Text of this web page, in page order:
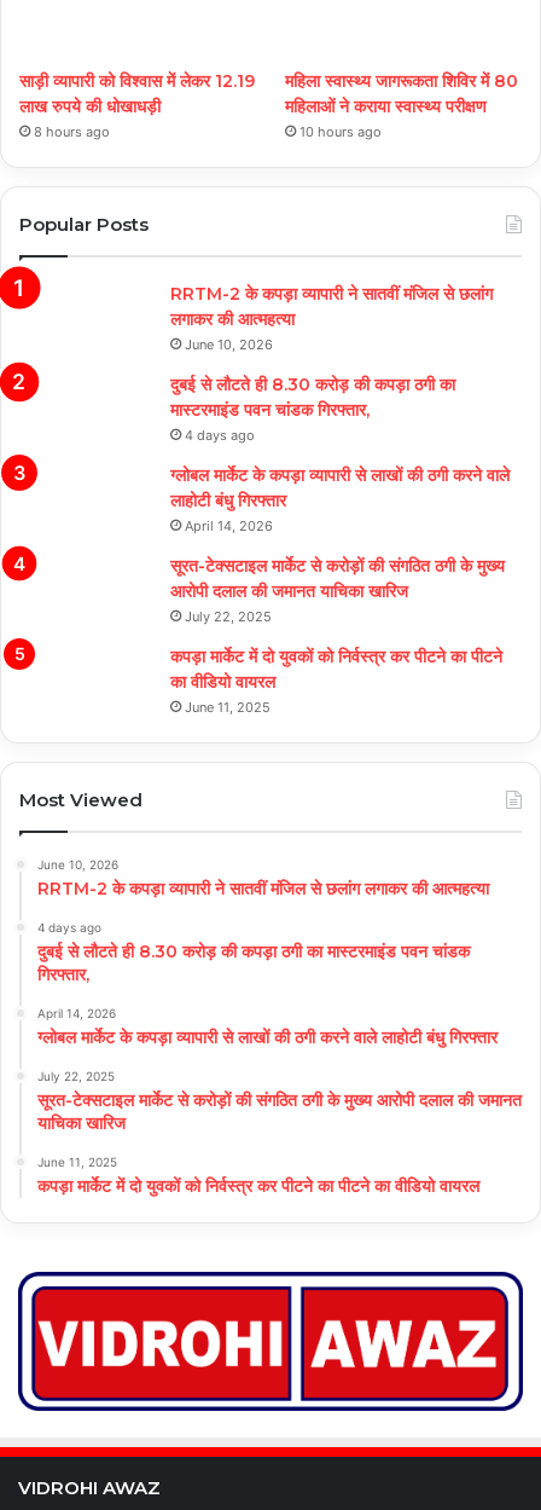
साड़ी व्यापारी को विश्वास में लेकर 12.19
लाख रुपये की धोखाधड़ी
8 hours ago
महिला स्वास्थ्य जागरूकता शिविर में 80
महिलाओं ने कराया स्वास्थ्य परीक्षण
10 hours ago
Popular Posts
RRTM-2 के कपड़ा व्यापारी ने सातवीं मंजिल से छलांग
लगाकर की आत्महत्या
June 10, 2026
दुबई से लौटते ही 8.30 करोड़ की कपड़ा ठगी का
मास्टरमाइंड पवन चांडक गिरफ्तार,
4 days ago
ग्लोबल मार्केट के कपड़ा व्यापारी से लाखों की ठगी करने वाले
लाहोटी बंधु गिरफ्तार
April 14, 2026
सूरत-टेक्सटाइल मार्केट से करोड़ों की संगठित ठगी के मुख्य
आरोपी दलाल की जमानत याचिका खारिज
July 22, 2025
कपड़ा मार्केट में दो युवकों को निर्वस्त्र कर पीटने का पीटने
का वीडियो वायरल
June 11, 2025
Most Viewed
June 10, 2026
RRTM-2 के कपड़ा व्यापारी ने सातवीं मंजिल से छलांग लगाकर की आत्महत्या
4 days ago
दुबई से लौटते ही 8.30 करोड़ की कपड़ा ठगी का मास्टरमाइंड पवन चांडक
गिरफ्तार,
April 14, 2026
ग्लोबल मार्केट के कपड़ा व्यापारी से लाखों की ठगी करने वाले लाहोटी बंधु गिरफ्तार
July 22, 2025
सूरत-टेक्सटाइल मार्केट से करोड़ों की संगठित ठगी के मुख्य आरोपी दलाल की जमानत
याचिका खारिज
June 11, 2025
कपड़ा मार्केट में दो युवकों को निर्वस्त्र कर पीटने का पीटने का वीडियो वायरल
VIDROHI AWAZ